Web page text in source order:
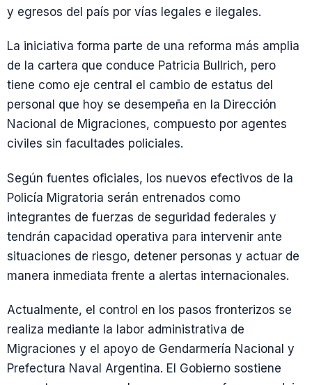
y egresos del país por vías legales e ilegales.
La iniciativa forma parte de una reforma más amplia
de la cartera que conduce Patricia Bullrich, pero
tiene como eje central el cambio de estatus del
personal que hoy se desempeña en la Dirección
Nacional de Migraciones, compuesto por agentes
civiles sin facultades policiales.
Según fuentes oficiales, los nuevos efectivos de la
Policía Migratoria serán entrenados como
integrantes de fuerzas de seguridad federales y
tendrán capacidad operativa para intervenir ante
situaciones de riesgo, detener personas y actuar de
manera inmediata frente a alertas internacionales.
Actualmente, el control en los pasos fronterizos se
realiza mediante la labor administrativa de
Migraciones y el apoyo de Gendarmería Nacional y
Prefectura Naval Argentina. El Gobierno sostiene